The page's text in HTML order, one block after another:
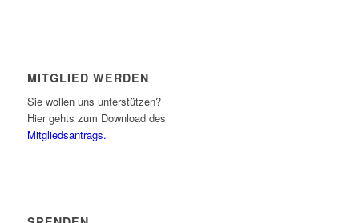
MITGLIED WERDEN
Sie wollen uns unterstützen?
Hier gehts zum Download des
Mitgliedsantrags.